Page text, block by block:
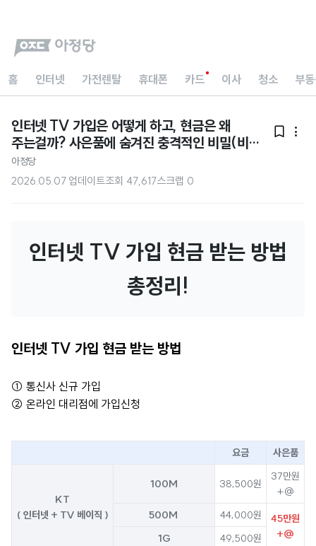
홈 인터넷 가전렌탈 휴대폰 카드 이사 청소 부
인터넷 TV 가입은 어떻게 하고, 현금은 왜
주는걸까? 사은품에 숨겨진 충격적인 비밀(비교,
디시, 뽐뿌)
 
아정당
2026.05.07 업데이트조회 47,617스크랩 0
인터넷 TV 가입 현금 받는 방법
총정리!
인터넷 TV 가입 현금 받는 방법
① 통신사 신규 가입
② 온라인 대리점에 가입신청
요금 사은품
KT
( 인터넷 + TV 베이직 )
100M 38,500원
37만원
+@
500M
44,000원
45만원
+@
1G 49,500원